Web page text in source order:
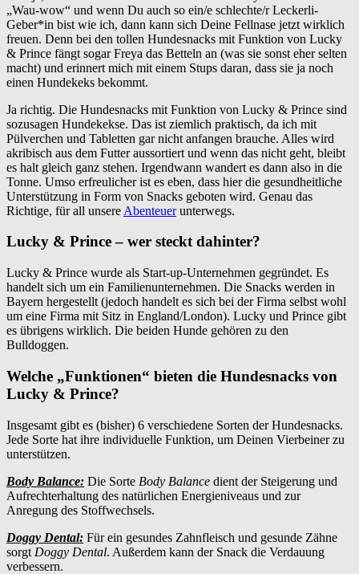
„Wau-wow“ und wenn Du auch so ein/e schlechte/r Leckerli-
Geber*in bist wie ich, dann kann sich Deine Fellnase jetzt wirklich
freuen. Denn bei den tollen Hundesnacks mit Funktion von Lucky
& Prince fängt sogar Freya das Betteln an (was sie sonst eher selten
macht) und erinnert mich mit einem Stups daran, dass sie ja noch
einen Hundekeks bekommt.
Ja richtig. Die Hundesnacks mit Funktion von Lucky & Prince sind
sozusagen Hundekekse. Das ist ziemlich praktisch, da ich mit
Pülverchen und Tabletten gar nicht anfangen brauche. Alles wird
akribisch aus dem Futter aussortiert und wenn das nicht geht, bleibt
es halt gleich ganz stehen. Irgendwann wandert es dann also in die
Tonne. Umso erfreulicher ist es eben, dass hier die gesundheitliche
Unterstützung in Form von Snacks geboten wird. Genau das
Richtige, für all unsere Abenteuerunterwegs.
Lucky & Prince – wer steckt dahinter?
Lucky & Prince wurde als Start-up-Unternehmen gegründet. Es
handelt sich um ein Familienunternehmen. Die Snacks werden in
Bayern hergestellt (jedoch handelt es sich bei der Firma selbst wohl
um eine Firma mit Sitz in England/London). Lucky und Prince gibt
es übrigens wirklich. Die beiden Hunde gehören zu den
Bulldoggen.
Welche „Funktionen“ bieten die Hundesnacks von
Lucky & Prince?
Insgesamt gibt es (bisher) 6 verschiedene Sorten der Hundesnacks.
Jede Sorte hat ihre individuelle Funktion, um Deinen Vierbeiner zu
unterstützen.
Body Balance: Die Sorte Body Balance dient der Steigerung und
Aufrechterhaltung des natürlichen Energieniveaus und zur
Anregung des Stoffwechsels.
Doggy Dental: Für ein gesundes Zahnfleisch und gesunde Zähne
sorgt Doggy Dental. Außerdem kann der Snack die Verdauung
verbessern.